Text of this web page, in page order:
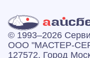
© 1993–2026
ООО "МАСТЕР-
127572, Город